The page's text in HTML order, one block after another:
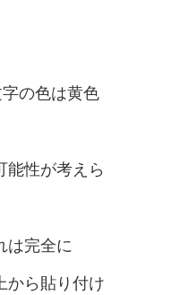
の色は黄色
能性が考えら
は完全に
から貼り付け